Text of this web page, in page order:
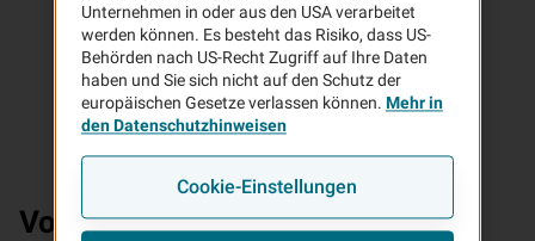
VorteileIhrer
Unternehmen in oder aus den USA verarbeitet
werden können. Es besteht das Risiko, dass US-
Behörden nach US-Recht Zugriff auf Ihre Daten
haben und Sie sich nicht auf den Schutz der
europäischen Gesetze verlassen können. Mehr in
den Datenschutzhinweisen
Cookie-Einstellungen